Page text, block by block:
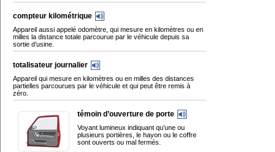
compteur kilométrique
Appareil aussi appelé odomètre, qui mesure en kilomètres ou en
milles la distance totale parcourue par le véhicule depuis sa
sortie d’usine.
totalisateur journalier
Appareil qui mesure en kilomètres ou en milles des distances
partielles parcourues par le véhicule et qui peut être remis à
zéro.
témoin d’ouverture de porte
Voyant lumineux indiquant qu’une ou
plusieurs portières, le hayon ou le coffre
sont ouverts ou mal fermés.